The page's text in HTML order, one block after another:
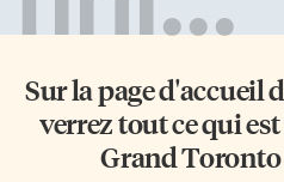
Sur la page d'accueil
verrez tout ce qui
Grand Toronto